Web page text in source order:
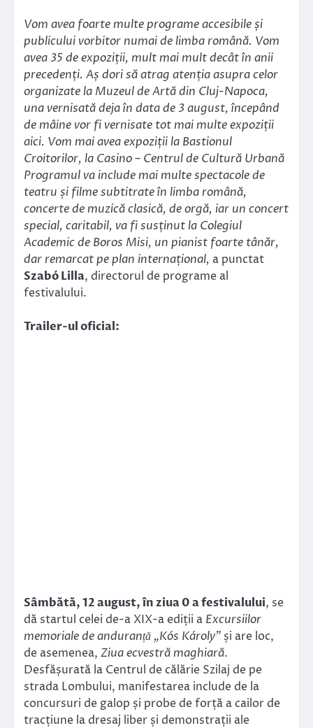
Vom avea foarte multe programe accesibile și
publicului vorbitor numai de limba română. Vom
avea 35 de expoziții, mult mai mult decât în anii
precedenți. Aș dori să atrag atenția asupra celor
organizate la Muzeul de Artă din Cluj-Napoca,
una vernisată deja în data de 3 august, începând
de mâine vor fi vernisate tot mai multe expoziții
aici. Vom mai avea expoziții la Bastionul
Croitorilor, la Casino – Centrul de Cultură Urbană
Programul va include mai multe spectacole de
teatru și filme subtitrate în limba română,
concerte de muzică clasică, de orgă, iar un concert
special, caritabil, va fi susținut la Colegiul
Academic de Boros Misi, un pianist foarte tânăr,
dar remarcat pe plan internațional, a punctat
Szabó Lilla, directorul de programe al
festivalului.
Trailer-ul oficial:
Sâmbătă, 12 august, în ziua 0 a festivalului, se
dă startul celei de-a XIX-a ediții a Excursiilor
memoriale de anduranță „Kós Károly” și are loc,
de asemenea, Ziua ecvestră maghiară.
Desfășurată la Centrul de călărie Szilaj de pe
strada Lombului, manifestarea include de la
concursuri de galop și probe de forță a cailor de
tracțiune la dresaj liber și demonstrații ale